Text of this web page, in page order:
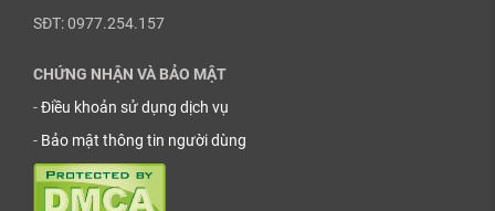
SĐT: 0977.254.157
CHỨNG NHẬN VÀ BẢO MẬT
-Điều khoản sử dụng dịch vụ
- Bảo mật thông tin người dùng